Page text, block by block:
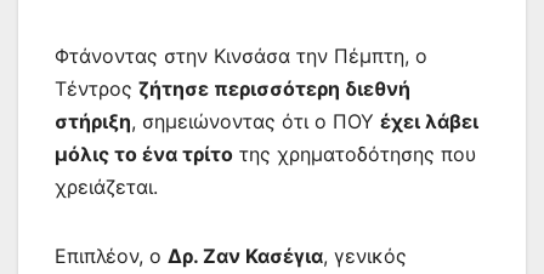
Φτάνοντας στην Κινσάσα την Πέμπτη, ο
Τέντρος ζήτησε περισσότερη διεθνή
στήριξη, σημειώνοντας ότι ο ΠΟΥ έχει λάβει
μόλις το ένα τρίτο της χρηματοδότησης που
χρειάζεται.
Επιπλέον, ο Δρ. Ζαν Κασέγια, γενικός